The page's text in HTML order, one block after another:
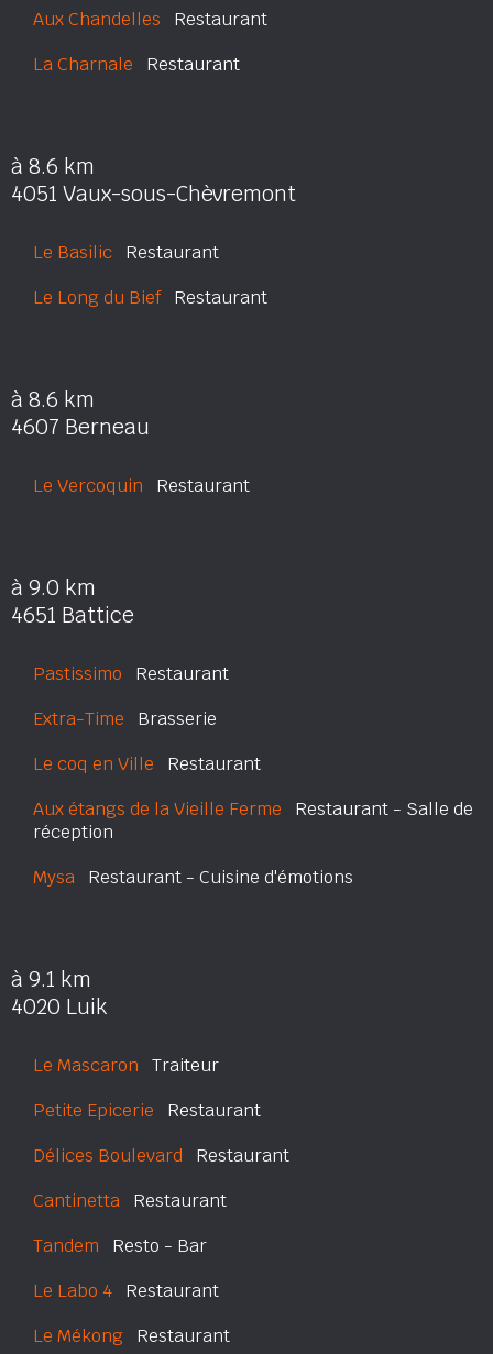
Aux Chandelles Restaurant
La Charnale Restaurant
à 8.6 km
4051 Vaux-sous-Chèvremont
Le Basilic Restaurant
Le Long du BiefRestaurant
à 8.6 km
4607 Berneau
Le Vercoquin Restaurant
à 9.0 km
4651 Battice
Pastissimo Restaurant
Extra-Time Brasserie
Le coq en Ville Restaurant
Aux étangs de la Vieille Ferme Restaurant - Salle de
réception
Mysa Restaurant - Cuisine d'émotions
à 9.1 km
4020 Luik
Le Mascaron Traiteur
Petite Epicerie Restaurant
Délices Boulevard Restaurant
Cantinetta Restaurant
Tandem Resto - Bar
Le Labo 4 Restaurant
Le Mékong Restaurant